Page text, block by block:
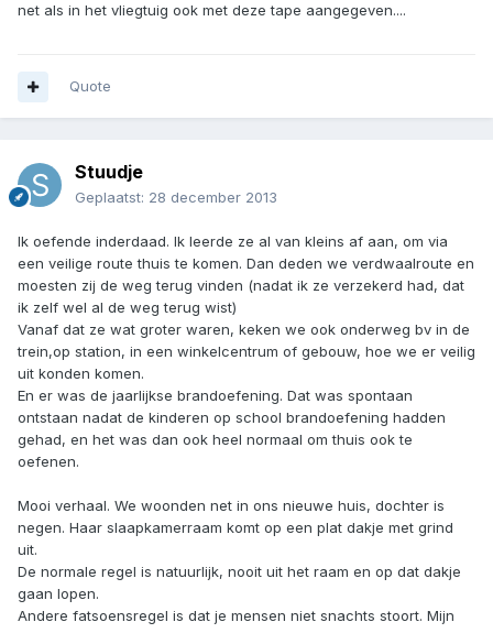
net als in het vliegtuig ook met deze tape aangegeven....
Quote
Stuudje
Geplaatst: 28 december 2013
Ik oefende inderdaad. Ik leerde ze al van kleins af aan, om via
een veilige route thuis te komen. Dan deden we verdwaalroute en
moesten zij de weg terug vinden (nadat ik ze verzekerd had, dat
ik zelf wel al de weg terug wist)
Vanaf dat ze wat groter waren, keken we ook onderweg bv in de
trein,op station, in een winkelcentrum of gebouw, hoe we er veilig
uit konden komen.
En er was de jaarlijkse brandoefening. Dat was spontaan
ontstaan nadat de kinderen op school brandoefening hadden
gehad, en het was dan ook heel normaal om thuis ook te
oefenen.
Mooi verhaal. We woonden net in ons nieuwe huis, dochter is
negen. Haar slaapkamerraam komt op een plat dakje met grind
uit.
De normale regel is natuurlijk, nooit uit het raam en op dat dakje
gaan lopen.
Andere fatsoensregel is dat je mensen niet snachts stoort. Mijn